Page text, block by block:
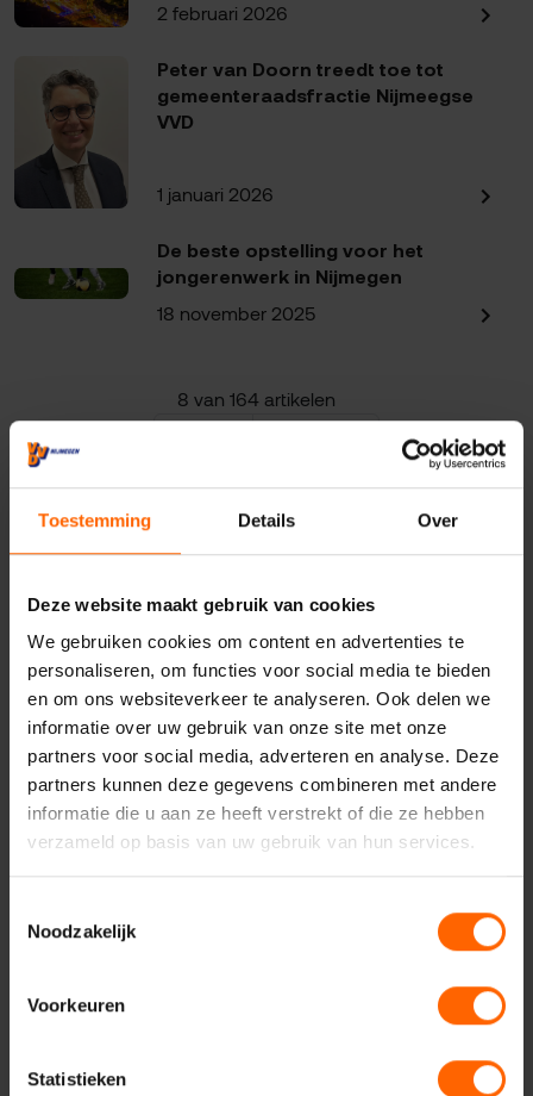
Toestemming Details Over
Deze website maakt gebruik van cookies
We gebruiken cookies om content en advertenties te
personaliseren, om functies voor social media te bieden
en om ons websiteverkeer te analyseren. Ook delen we
informatie over uw gebruik van onze site met onze
partners voor social media, adverteren en analyse. Deze
partners kunnen deze gegevens combineren met andere
informatie die u aan ze heeft verstrekt of die ze hebben
verzameld op basis van uw gebruik van hun services.
Noodzakelijk
Voorkeuren
Statistieken
2 februari 2026
Peter van Doorn treedt toe tot
gemeenteraadsfractie Nijmeegse
VVD
1 januari 2026
De beste opstelling voor het
jongerenwerk in Nijmegen
18 november 2025
8 van 164 artikelen
Contact met VVD
Nijmegen
Uw naam*
Uw e-mailadres*